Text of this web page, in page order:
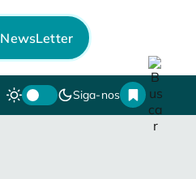
NewsLetter
Siga-nos